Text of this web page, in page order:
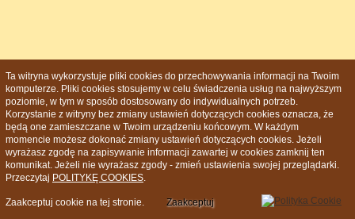
Ta witryna wykorzystuje pliki cookies do przechowywania informacji na Twoim
komputerze. Pliki cookies stosujemy w celu świadczenia usług na najwyższym
poziomie, w tym w sposób dostosowany do indywidualnych potrzeb.
Korzystanie z witryny bez zmiany ustawień dotyczących cookies oznacza, że
będą one zamieszczane w Twoim urządzeniu końcowym. W każdym
momencie możesz dokonać zmiany ustawień dotyczących cookies. Jeżeli
wyrażasz zgodę na zapisywanie informacji zawartej w cookies zamknij ten
komunikat. Jeżeli nie wyrażasz zgody - zmień ustawienia swojej przeglądarki.
Przeczytaj POLITYKĘ COOKIES.
Zaakceptuj cookie na tej stronie. Zaakceptuj